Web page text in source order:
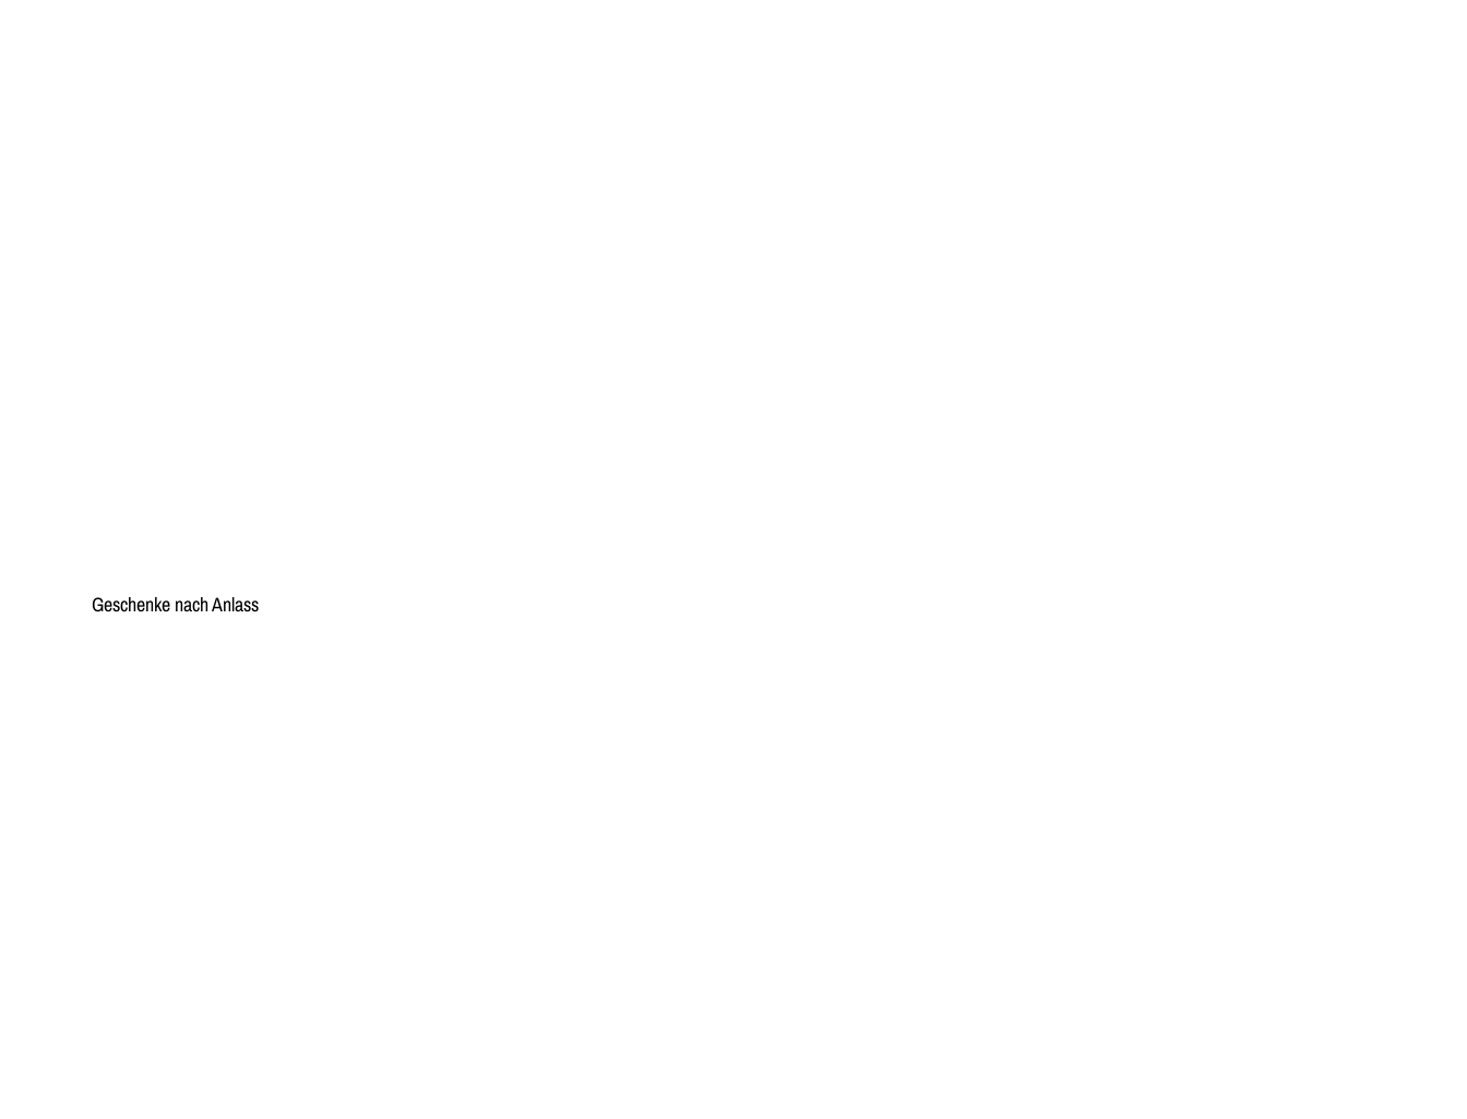
Geschenke nach Anlass